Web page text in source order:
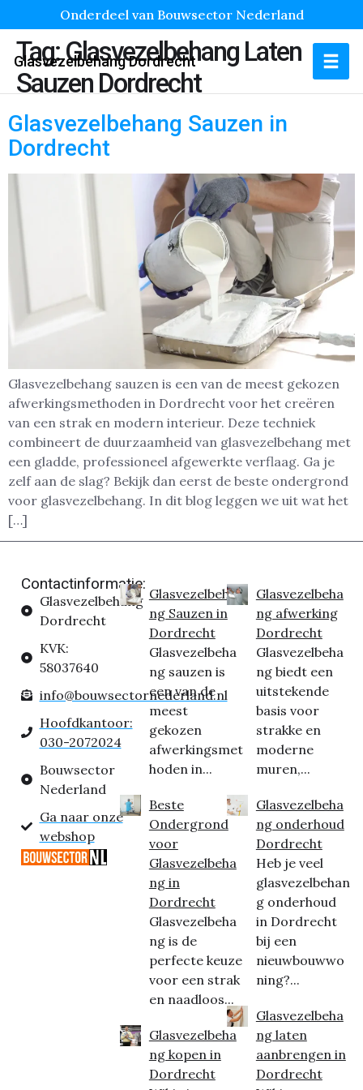
Onderdeel van Bouwsector Nederland
Glasvezelbehang Dordrecht
Tag:Glasvezelbehang Laten
Sauzen Dordrecht
Glasvezelbehang Sauzen in
Dordrecht
Glasvezelbehang sauzen is een van de meest gekozen
afwerkingsmethoden in Dordrecht voor het creëren
van een strak en modern interieur. Deze techniek
combineert de duurzaamheid van glasvezelbehang met
een gladde, professioneel afgewerkte verflaag. Ga je
zelf aan de slag? Bekijk dan eerst de beste ondergrond
voor glasvezelbehang. In dit blog leggen we uit wat het
[…]
Contactinformatie:
Glasvezelbehang
Dordrecht
KVK:
58037640
info@bouwsectornederland.nl
Hoofdkantoor:
030-2072024
Bouwsector
Nederland
Ga naar onze
webshop
Glasvezelbeha
ng Sauzen in
Dordrecht
Glasvezelbeha
ng sauzen is
een van de
meest
gekozen
afwerkingsmet
hoden in...
Beste
Ondergrond
voor
Glasvezelbeha
ng in
Dordrecht
Glasvezelbeha
ng is de
perfecte keuze
voor een strak
en naadloos...
Glasvezelbeha
ng kopen in
Dordrecht
Glasvezelbeha
ng afwerking
Dordrecht
Glasvezelbeha
ng biedt een
uitstekende
basis voor
strakke en
moderne
muren,...
Glasvezelbeha
ng onderhoud
Dordrecht
Heb je veel
glasvezelbehan
g onderhoud
in Dordrecht
bij een
nieuwbouwwo
ning?...
Glasvezelbeha
ng laten
aanbrengen in
Dordrecht